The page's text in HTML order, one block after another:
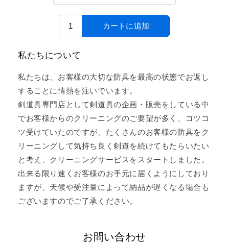
私たちについて
私たちは、お客様の大切な防具を最高の状態でお返し
することに情熱を注いでいます。
剣道具専門店として剣道具の企画・販売をしている中
でお客様からのクリーニングのご要望が多く、コツコ
ツ受けていたのですが、たくさんのお客様の防具をク
リーニングして気持ち良く剣道を続けてもたらいたい
と考え、クリーニングサービスをスタートしました。
出来る限り速くお客様のお手元に届くようにしており
ますが、天候や受注量によって納品が遅くなる場合も
ございますのでご了承ください。
お問い合わせ